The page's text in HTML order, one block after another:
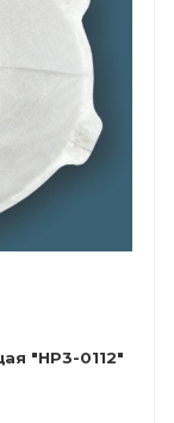
"НР3-0112"